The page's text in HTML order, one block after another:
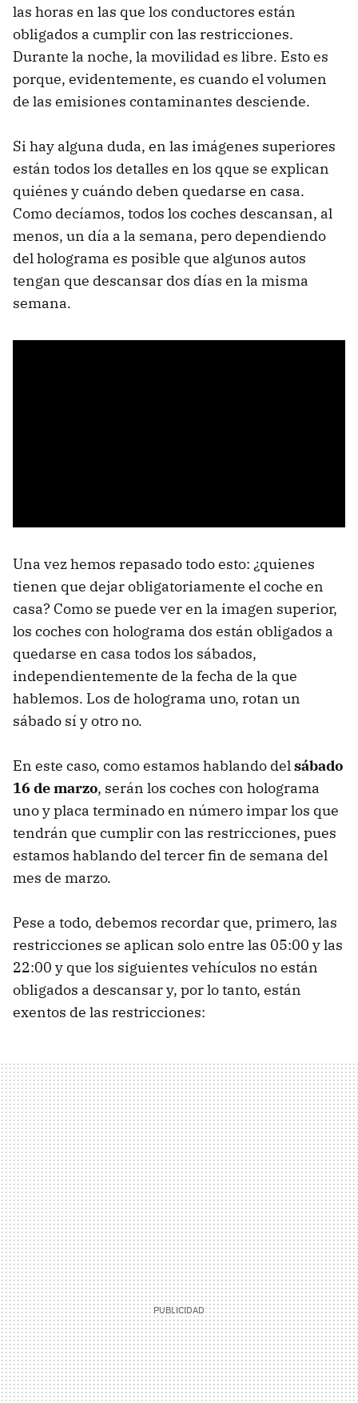
las horas en las que los conductores están
obligados a cumplir con las restricciones.
Durante la noche, la movilidad es libre. Esto es
porque, evidentemente, es cuando el volumen
de las emisiones contaminantes desciende.
Si hay alguna duda, en las imágenes superiores
están todos los detalles en los qque se explican
quiénes y cuándo deben quedarse en casa.
Como decíamos, todos los coches descansan, al
menos, un día a la semana, pero dependiendo
del holograma es posible que algunos autos
tengan que descansar dos días en la misma
semana.
Una vez hemos repasado todo esto: ¿quienes
tienen que dejar obligatoriamente el coche en
casa? Como se puede ver en la imagen superior,
los coches con holograma dos están obligados a
quedarse en casa todos los sábados,
independientemente de la fecha de la que
hablemos. Los de holograma uno, rotan un
sábado sí y otro no.
En este caso, como estamos hablando delsábado
16 de marzo, serán los coches con holograma
uno y placa terminado en número impar los que
tendrán que cumplir con las restricciones, pues
estamos hablando del tercer fin de semana del
mes de marzo.
Pese a todo, debemos recordar que, primero, las
restricciones se aplican solo entre las 05:00 y las
22:00 y que los siguientes vehículos no están
obligados a descansar y, por lo tanto, están
exentos de las restricciones: